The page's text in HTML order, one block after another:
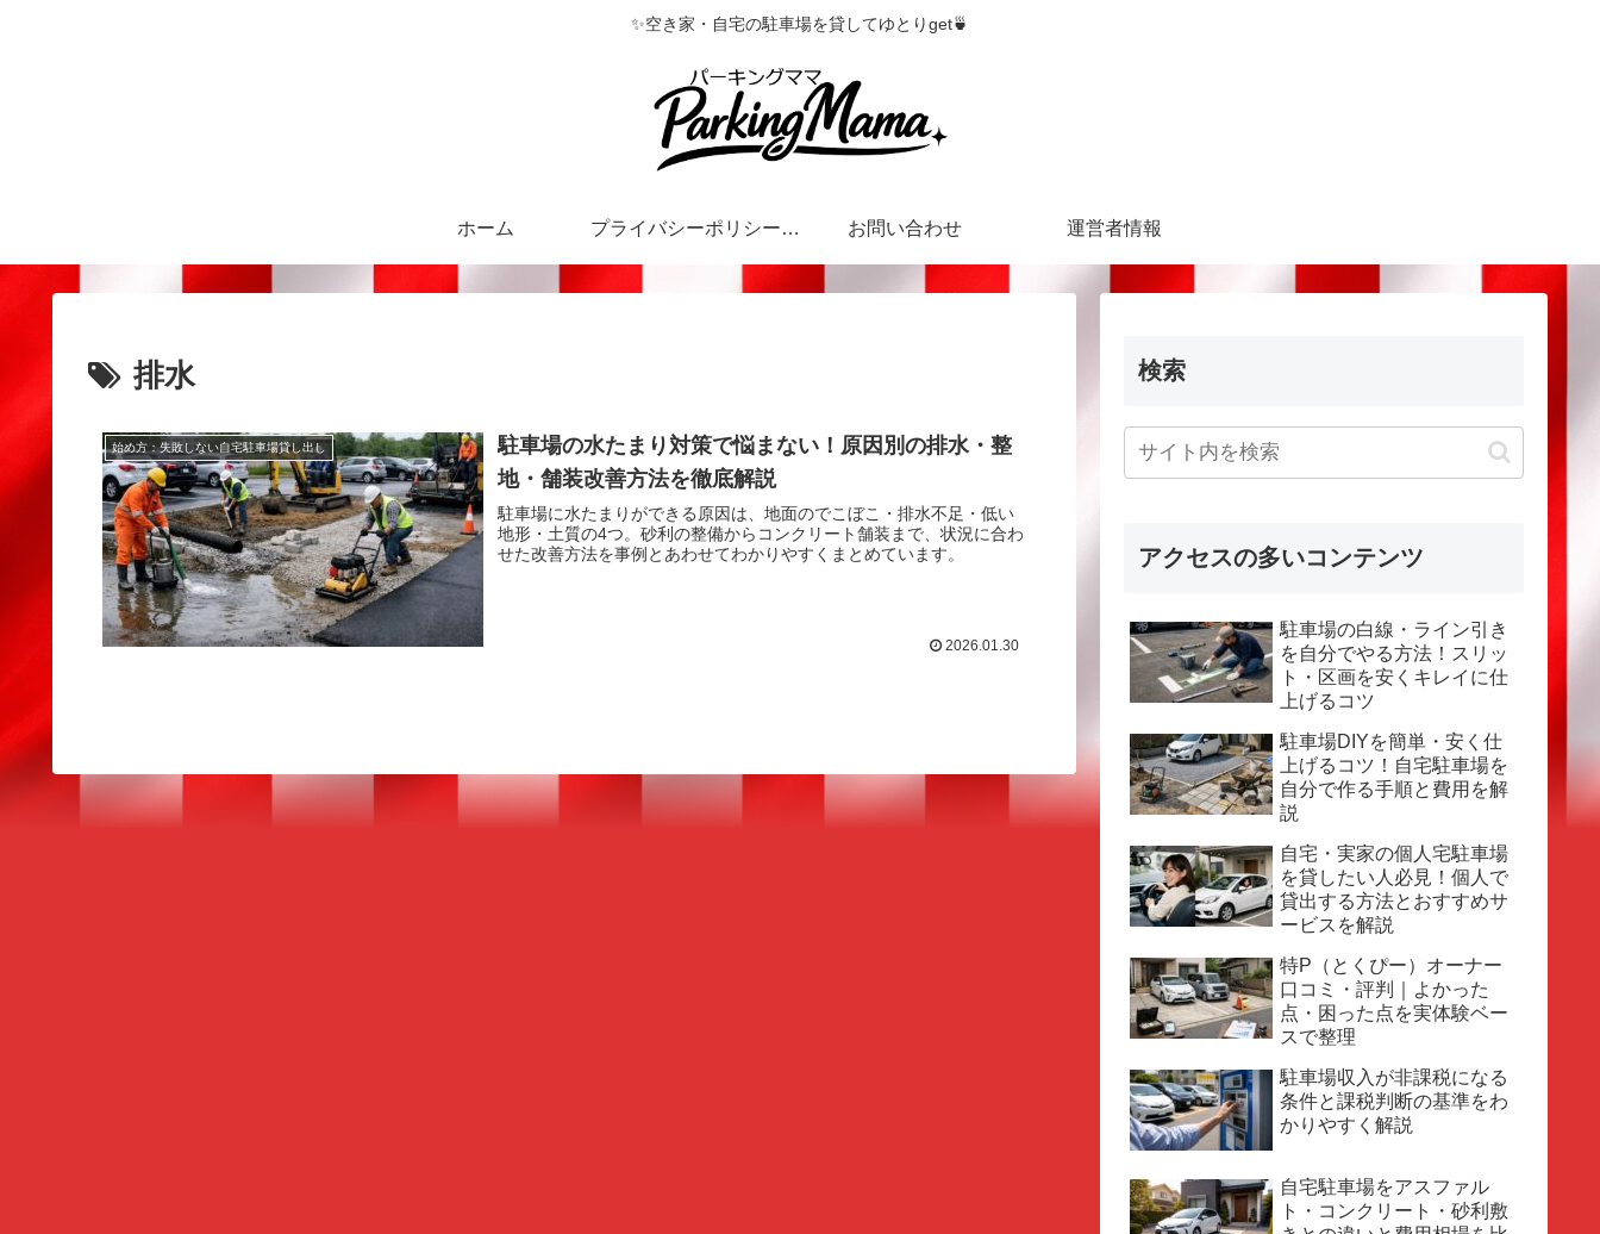
✨空き家・自宅の駐車場を貸してゆとりget🍵
ホーム プライバシーポリシー・特定商取引法に基づく表記 お問い合わせ 運営者情報
排水
始め方：失敗しない自宅駐車場貸し出し
駐車場の水たまり対策で悩まない！原因別の排水・整
地・舗装改善方法を徹底解説
駐車場に水たまりができる原因は、地面のでこぼこ・排水不足・低い
地形・土質の4つ。砂利の整備からコンクリート舗装まで、状況に合わ
せた改善方法を事例とあわせてわかりやすくまとめています。
2026.01.30
検索
アクセスの多いコンテンツ
駐車場の白線・ライン引き
を自分でやる方法！スリッ
ト・区画を安くキレイに仕
上げるコツ
駐車場DIYを簡単・安く仕
上げるコツ！自宅駐車場を
自分で作る手順と費用を解
説
自宅・実家の個人宅駐車場
を貸したい人必見！個人で
貸出する方法とおすすめサ
ービスを解説
特P（とくぴー）オーナー
口コミ・評判｜よかった
点・困った点を実体験ベー
スで整理
駐車場収入が非課税になる
条件と課税判断の基準をわ
かりやすく解説
自宅駐車場をアスファル
ト・コンクリート・砂利敷